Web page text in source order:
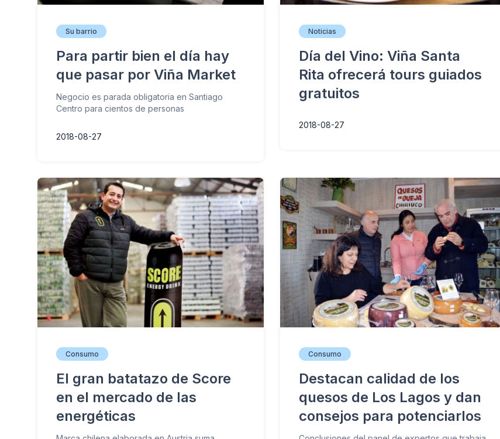
Su barrio
Para partir bien el día hay
que pasar por Viña Market
Negocio es parada obligatoria en Santiago
Centro para cientos de personas
2018-08-27
Noticias
Día del Vino: Viña Santa
Rita ofrecerá tours guiados
gratuitos
2018-08-27
Consumo
El gran batatazo de Score
en el mercado de las
energéticas
Consumo
Destacan calidad de los
quesos de Los Lagos y dan
consejos para potenciarlos